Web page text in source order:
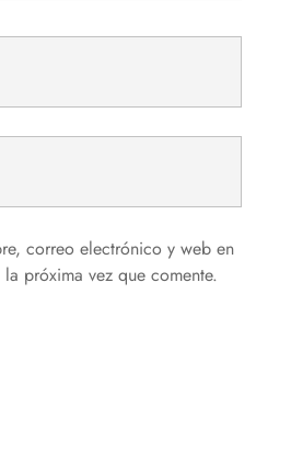
correo electrónico y web en
próxima vez que comente.